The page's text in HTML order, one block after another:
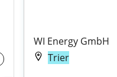
WI Energy GmbH
Trier